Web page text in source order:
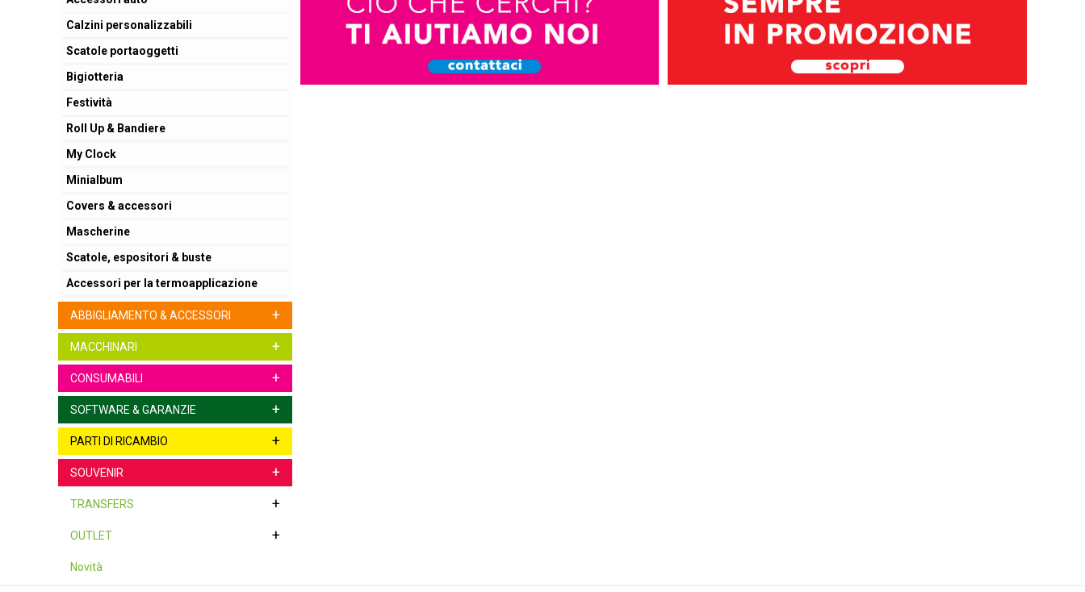
Calzini personalizzabili
Scatole portaoggetti
Bigiotteria
Festività
Roll Up & Bandiere
My Clock
Minialbum
Covers & accessori
Mascherine
Scatole, espositori & buste
Accessori per la termoapplicazione
ABBIGLIAMENTO & ACCESSORI +
MACCHINARI +
CONSUMABILI +
SOFTWARE & GARANZIE +
PARTI DI RICAMBIO +
SOUVENIR +
TRANSFERS +
OUTLET +
Novità